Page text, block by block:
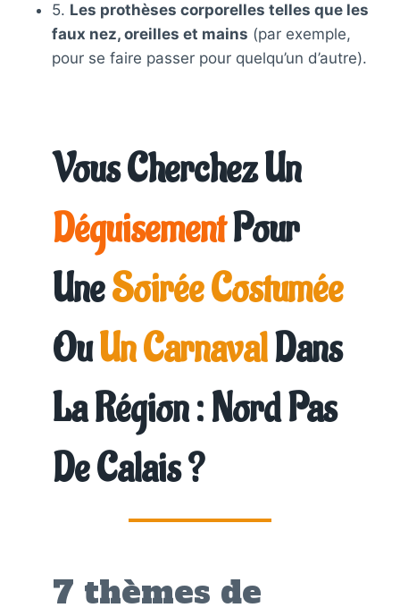
5. Les prothèses corporelles telles que les
faux nez, oreilles et mains (par exemple,
pour se faire passer pour quelqu’un d’autre).
Vous Cherchez Un
DéguisementPour
UneSoirée Costumée
OuUn CarnavalDans
La Région : Nord Pas
De Calais?
7 thèmes de